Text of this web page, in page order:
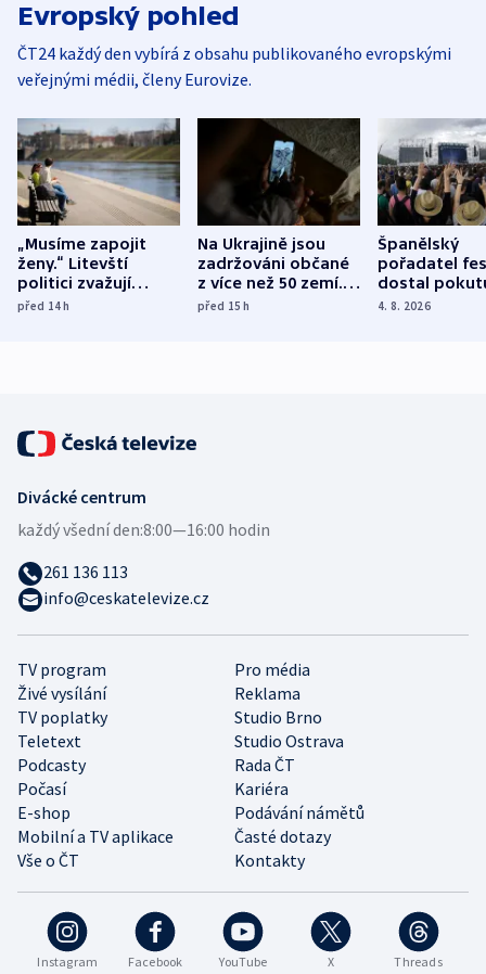
Evropský pohled
ČT24 každý den vybírá z obsahu publikovaného evropskými
veřejnými médii, členy Eurovize.
„Musíme zapojit
ženy.“ Litevští
politici zvažují
dohodu o
před 14h
Na Ukrajině jsou
zadržováni občané
z více než 50 zemí.
Bojovali na straně
před 15h
Španělský
pořadatel
dostal
nekalé
4. 8. 2026
Instagram Facebook YouTube X Threads
TV program
Pro média
Živé vysílání
Reklama
TV poplatky
Studio Brno
Teletext
Studio Ostrava
Podcasty
Rada ČT
Počasí
Kariéra
E-shop
Podávání námětů
Mobilní a TV aplikace
Časté dotazy
Vše o ČT
Kontakty
Divácké centrum
každý všední den:8:00—16:00 hodin
261 136 113
info@ceskatelevize.cz